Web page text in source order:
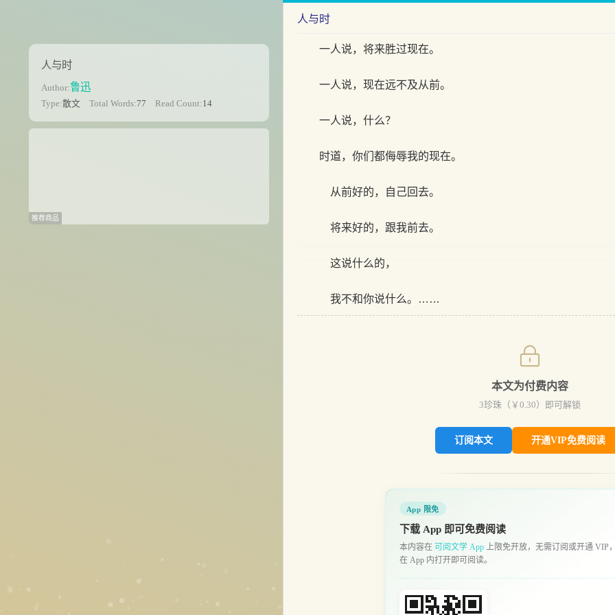
人与时
一人说，将来胜过现在。
一人说，现在远不及从前。
一人说，什么？
时道，你们都侮辱我的现在。
从前好的，自己回去。
将来好的，跟我前去。
这说什么的，
我不和你说什么。……
本文为付费内容
3珍珠（￥ 0.30）即可解锁
订阅本文 开通VIP免费阅读
App 限免
下载 App 即可免费阅读
本内容在 可阅文学 App 上限免开放，无需订阅或开通 VIP
在 App 内打开即可阅读。
人与时
Author:鲁迅
Type:散文 Total Words:77 Read Count:14
推荐商品